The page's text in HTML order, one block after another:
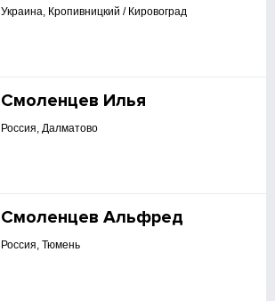
Украина, Кропивницкий / Кировоград
Смоленцев Илья
Россия, Далматово
Смоленцев Альфред
Россия, Тюмень